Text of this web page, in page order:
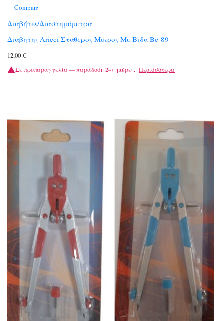
Compare
Διαβήτες/Διαστημόμετρα
Διαβητης Aricci Σταθερος Μικρος Με Βιδα Bc-89
12,00 €
Σε προπαραγγελία — παράδοση 2–7 ημέρες. Περισσότερα